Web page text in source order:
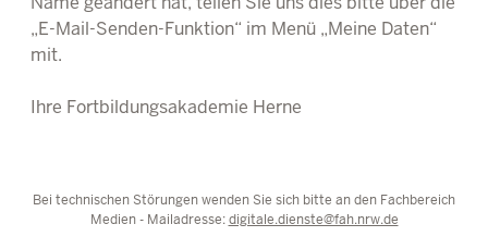
„E-Mail-Senden-Funktion“ im Menü „Meine Daten“
mit.
Ihre Fortbildungsakademie Herne
Bei technischen Störungen wenden Sie sich bitte an den Fachbereich
Medien - Mailadresse:digitale.dienste@fah.nrw.de